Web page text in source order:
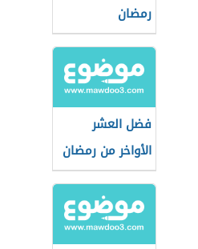
رمضان
فضل العشر
الأواخر من رمضان